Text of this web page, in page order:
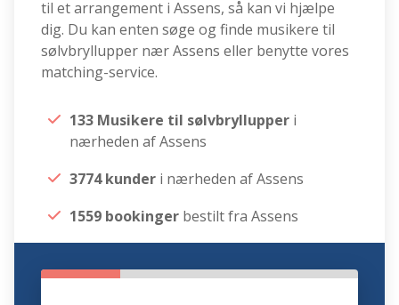
til et arrangement i Assens, så kan vi hjælpe
dig. Du kan enten søge og finde musikere til
sølvbryllupper nær Assens eller benytte vores
matching-service.
133 Musikere til sølvbryllupper i
nærheden af Assens
3774 kunder i nærheden af Assens
1559 bookinger bestilt fra Assens